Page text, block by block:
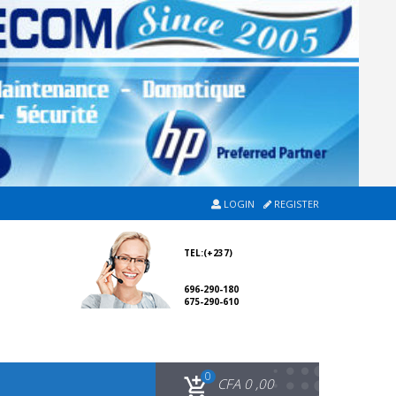
LOGIN REGISTER
TEL:(+237)
696-290-180
675-290-610
0 CFA0 ,00